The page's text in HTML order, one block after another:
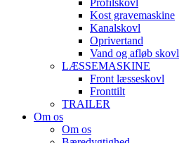
Profilskovl
Kost gravemaskine
Kanalskovl
Oprivertand
Vand og afløb skovl
LÆSSEMASKINE
Front læsseskovl
Fronttilt
TRAILER
Om os
Om os